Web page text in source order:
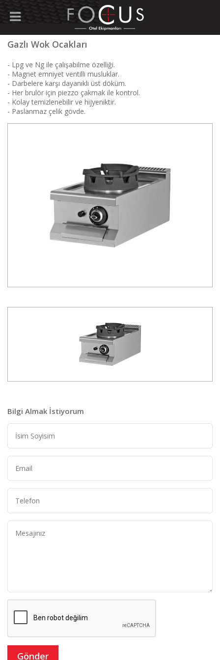
Gazlı Wok Ocakları
- Lpg ve Ng ile çalışabilme özelliği.
- Magnet emniyet ventilli musluklar.
- Darbelere karşı dayanıklı üst döküm.
- Her brulör için piezzo çakmak ile kontrol.
- Kolay temizlenebilir ve hijyeniktir.
- Paslanmaz çelik gövde.
Bilgi Almak İstiyorum